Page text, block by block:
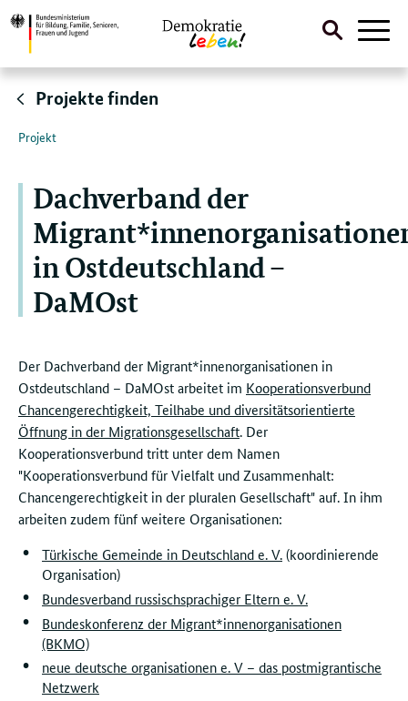
Direktlink:
Suche
Projekte finden
Projekt
Dachverband der
in Ostdeutschland –
DaMOst
Der Dachverband der Migrant*innenorganisationen in
Ostdeutschland – DaMOst arbeitet im Kooperationsverbund
Chancengerechtigkeit, Teilhabe und diversitätsorientierte
Öffnung in der Migrationsgesellschaft. Der
Kooperationsverbund tritt unter dem Namen
"Kooperationsverbund für Vielfalt und Zusammenhalt:
Chancengerechtigkeit in der pluralen Gesellschaft" auf. In ihm
arbeiten zudem fünf weitere Organisationen:
Türkische Gemeinde in Deutschland e. V.(koordinierende
Organisation)
Bundesverband russischsprachiger Eltern e. V.
Bundeskonferenz der Migrant*innenorganisationen
(BKMO)
neue deutsche organisationen e. V – das postmigrantische
Netzwerk